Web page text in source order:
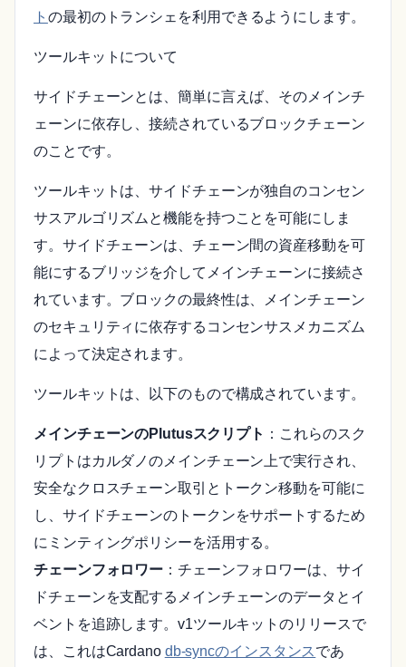
ト の最初のトランシェを利用できるようにします。
ツールキットについて
サイドチェーンとは、簡単に言えば、そのメインチ
ェーンに依存し、接続されているブロックチェーン
のことです。
ツールキットは、サイドチェーンが独自のコンセン
サスアルゴリズムと機能を持つことを可能にしま
す。サイドチェーンは、チェーン間の資産移動を可
能にするブリッジを介してメインチェーンに接続さ
れています。ブロックの最終性は、メインチェーン
のセキュリティに依存するコンセンサスメカニズム
によって決定されます。
ツールキットは、以下のもので構成されています。
メインチェーンのPlutusスクリプト ：これらのスク
リプトはカルダノのメインチェーン上で実行され、
安全なクロスチェーン取引とトークン移動を可能に
し、サイドチェーンのトークンをサポートするため
にミンティングポリシーを活用する。
チェーンフォロワー ：チェーンフォロワーは、サイ
ドチェーンを支配するメインチェーンのデータとイ
ベントを追跡します。v1ツールキットのリリースで
は、これはCardano db-syncのインスタンス であ